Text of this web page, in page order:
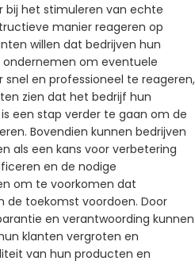
bij het stimuleren van echte
manier reageren op
willen dat bedrijven hun
om eventuele
snel en professioneel te reageren,
zien dat het bedrijf hun
een stap verder te gaan om de
Bovendien kunnen bedrijven
als een kans voor verbetering
en de nodige
om te voorkomen dat
de toekomst voordoen. Door
en verantwoording kunnen
klanten vergroten en
van hun producten en